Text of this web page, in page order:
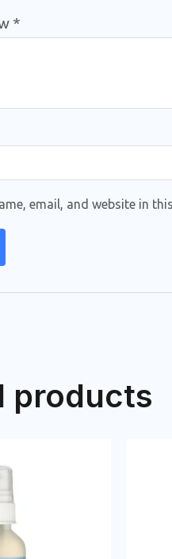
*
email, and website in
products